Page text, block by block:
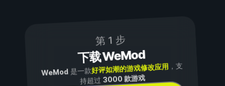
第 1 步
下载 WeMod
WeMod是一款好评如潮的游戏修改应用 ，支
持超过3000 款游戏